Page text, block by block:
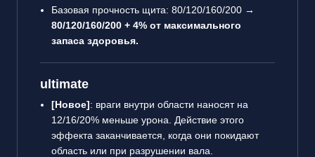
Базовая прочность щита: 80/120/160/200 →
80/120/160/200 + 4% от максимального
запаса здоровья.
ultimate
[Новое]: враги внутри области наносят на
12/16/20% меньше урона. Действие этого
эффекта заканчивается, когда они покидают
область или при разрушении вала.